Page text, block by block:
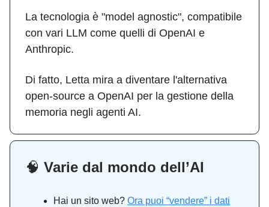
La tecnologia è "model agnostic", compatibile
con vari LLM come quelli di OpenAI e
Anthropic.
Di fatto, Letta mira a diventare l'alternativa
open-source a OpenAI per la gestione della
memoria negli agenti AI.
🧠 Varie dal mondo dell’AI
Hai un sito web? Ora puoi “vendere” i dati